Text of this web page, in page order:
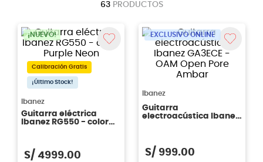
63 PRODUCTOS
¡NUEVO!
Calibración Gratis
¡Último Stock!
Ibanez
Guitarra eléctrica
Ibanez RG550 - color
S/ 4999.00
EXCLUSIVO ONLINE
Ibanez
Guitarra
electroacústica Ibanez
S/ 999.00